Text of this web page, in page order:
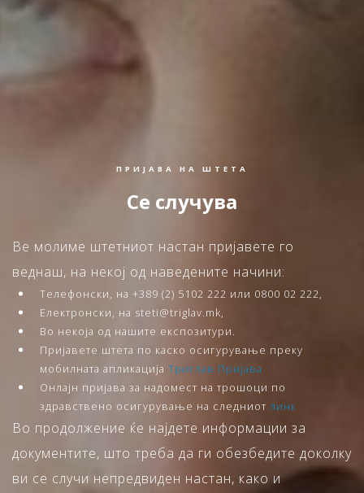
ПРИЈАВА НА ШТЕТА
Се случува
Ве молиме штетниот настан пријавете го
веднаш, на некој од наведените начини:
Телефонски, на +389 (2) 5102 222 или 0800 02 222,
Електронски, на steti@triglav.mk,
Во некоја од нашите експозитури.
Пријавете штета по каско осигурување преку
мобилната апликација Триглав Пријава
Онлајн пријава за надомест на трошоци по
здравствено осигурување на следниот линк
Во продолжение ќе најдете информации за
документите, што треба да ги обезбедите доколку
ви се случи непредвиден настан, како и